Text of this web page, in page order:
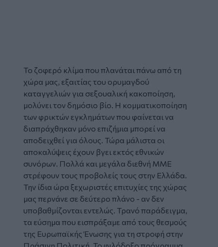
Το ζοφερό κλίμα που πλανάται πάνω από τη
χώρα μας, εξαιτίας του ορυμαγδού
καταγγελιών για σεξουαλική κακοποίηση,
μολύνει τον δημόσιο βίο. Η κομματικοποίηση
των φρικτών εγκλημάτων που φαίνεται να
διαπράχθηκαν μόνο επιζήμια μπορεί να
αποδειχθεί για όλους. Τώρα μάλιστα οι
αποκαλύψεις έχουν βγει εκτός εθνικών
συνόρων. Πολλά και μεγάλα διεθνή ΜΜΕ
στρέφουν τους προβολείς τους στην Ελλάδα.
Την ίδια ώρα ξεχωριστές επιτυχίες της χώρας
μας περνάνε σε δεύτερο πλάνο - αν δεν
υποβαθμίζονται εντελώς. Τρανό παράδειγμα,
τα εύσημα που εισπράξαμε από τους θεσμούς
της Ευρωπαϊκής Ένωσης για τη στροφή στην